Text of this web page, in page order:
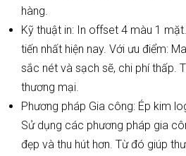
hàng.
Kỹ thuật in: In offset 4 màu 1
tiến nhất hiện nay. Với ưu điểm:
sắc nét và sạch sẽ, chi phí thấp.
thương mại.
Phương pháp Gia công: Ép kim
Sử dụng các phương pháp gia
đẹp và thu hút hơn. Từ đó giúp